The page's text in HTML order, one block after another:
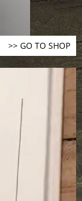
>> GO TO SHOP